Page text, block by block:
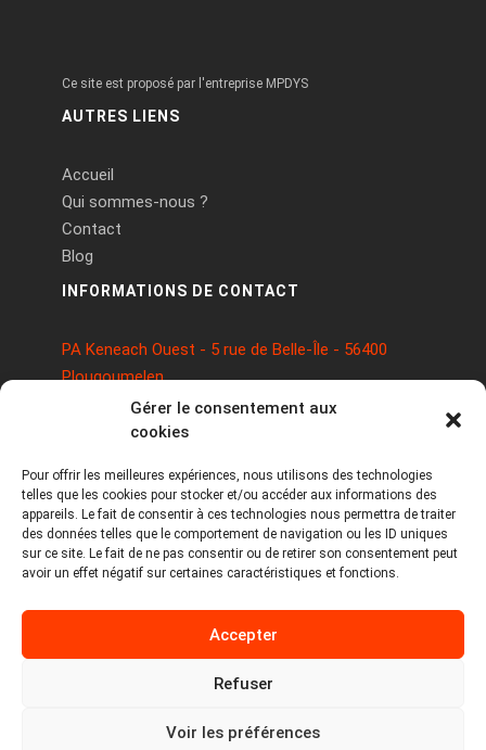
Gérer le consentement aux
cookies
Pour offrir les meilleures expériences, nous utilisons des technologies
telles que les cookies pour stocker et/ou accéder aux informations des
appareils. Le fait de consentir à ces technologies nous permettra de traiter
des données telles que le comportement de navigation ou les ID uniques
sur ce site. Le fait de ne pas consentir ou de retirer son consentement peut
avoir un effet négatif sur certaines caractéristiques et fonctions.
Accepter
Refuser
Voir les préférences
Ce site est proposé par l'entreprise MPDYS
AUTRES LIENS
Accueil
Qui sommes-nous ?
Contact
Blog
INFORMATIONS DE CONTACT
PA Keneach Ouest - 5 rue de Belle-Île - 56400
Plougoumelen
contact@logiciels-etiquettes.com
09 71 37 25 93
Copyright © 2026 Tous droits réservés -
MPDYS
Politique de confidentialité